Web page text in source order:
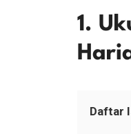
1.
Daftar